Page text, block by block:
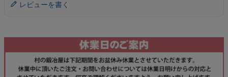
レビューを書く